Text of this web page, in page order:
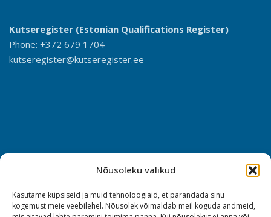
Nõusoleku valikud
Kasutame küpsiseid ja muid tehnoloogiaid, et parandada sinu
kogemust meie veebilehel. Nõusolek võimaldab meil koguda andmeid,
Kutseregister (Estonian Qualifications Register)
Phone: +372 679 1704
kutseregister@kutseregister.ee